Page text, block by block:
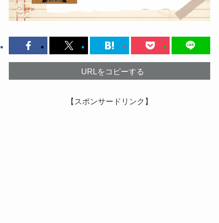
URLをコピーする
【スポンサードリンク】